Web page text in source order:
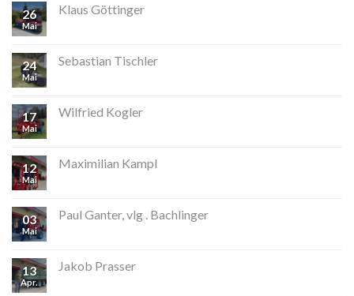
26
Mai
Klaus Göttinger
24
Mai
Sebastian Tischler
17
Mai
Wilfried Kogler
12
Mai
Maximilian Kampl
03
Mai
Paul Ganter, vlg . Bachlinger
13
Apr.
Jakob Prasser